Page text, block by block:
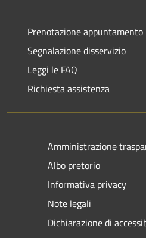
Prenotazione appuntamento
Segnalazione disservizio
Leggi le FAQ
Richiesta assistenza
Amministrazione
Albo pretorio
Informativa privacy
Note legali
Dichiarazione di